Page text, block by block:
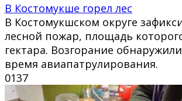
В Костомукше горел лес
В Костомукшском округе
лесной пожар, площадь
гектара. Возгорание
время авиапатрулирования.
0137